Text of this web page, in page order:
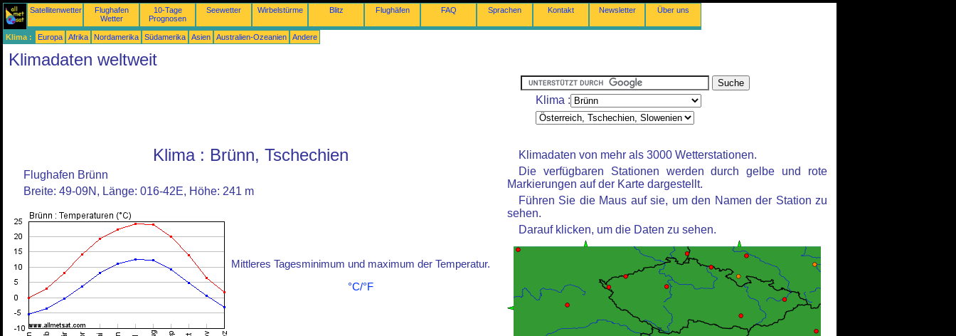
Satellitenwetter
Flughafen
Wetter
10-Tage
Prognosen
Seewetter Wirbelstürme Blitz Flughäfen FAQ Sprachen Kontakt Newsletter Über uns
Klima : Europa Afrika Nordamerika Südamerika Asien Australien-Ozeanien Andere
Klimadaten weltweit
Klima :
Klima : Brünn, Tschechien
Flughafen Brünn
Breite: 49-09N, Länge: 016-42E, Höhe: 241 m
Mittleres Tagesminimum und maximum der Temperatur.
°C/°F
Klimadaten von mehr als 3000 Wetterstationen.
Die verfügbaren Stationen werden durch gelbe und rote
Markierungen auf der Karte dargestellt.
Führen Sie die Maus auf sie, um den Namen der Station zu
sehen.
Darauf klicken, um die Daten zu sehen.